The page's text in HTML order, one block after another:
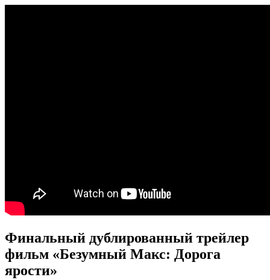
Финальный дублированный трейлер
фильм «Безумный Макс: Дорога
ярости»